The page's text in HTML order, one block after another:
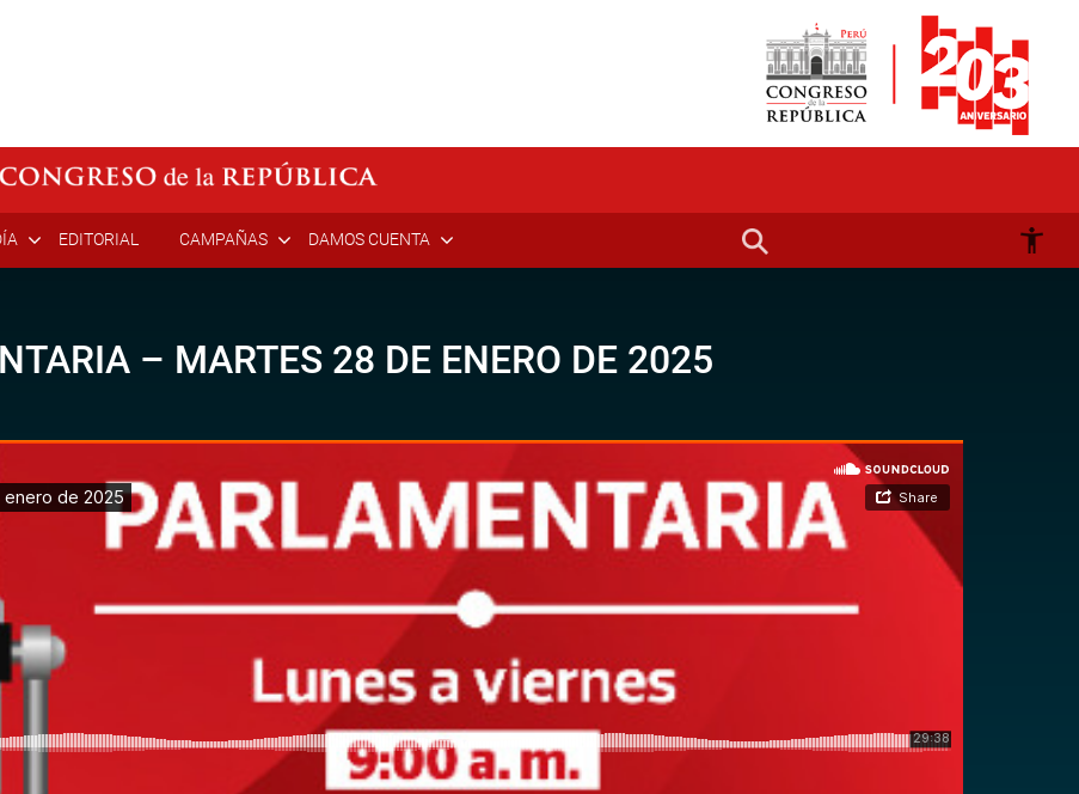
EDITORIAL CAMPAÑAS DAMOS CUENTA
– MARTES 28 DE ENERO DE 2025